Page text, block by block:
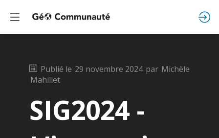
Publié le 29 novembre 2024 par Michèle
Mahillet
SIG2024 -